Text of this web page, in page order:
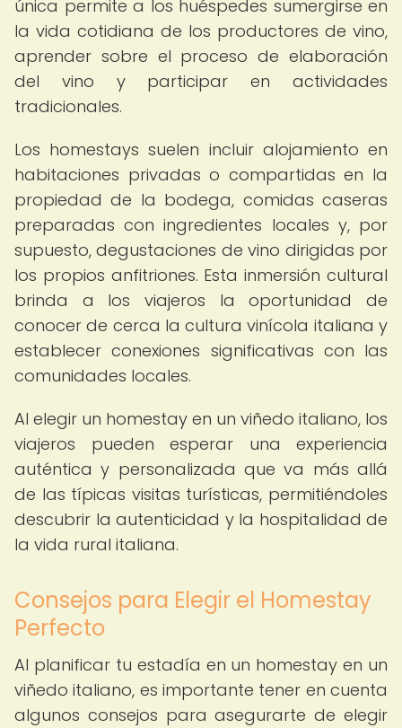
única permite a los huéspedes sumergirse en
la vida cotidiana de los productores de vino,
aprender sobre el proceso de elaboración
del vino y participar en actividades
tradicionales.
Los homestays suelen incluir alojamiento en
habitaciones privadas o compartidas en la
propiedad de la bodega, comidas caseras
preparadas con ingredientes locales y, por
supuesto, degustaciones de vino dirigidas por
los propios anfitriones. Esta inmersión cultural
brinda a los viajeros la oportunidad de
conocer de cerca la cultura vinícola italiana y
establecer conexiones significativas con las
comunidades locales.
Al elegir un homestay en un viñedo italiano, los
viajeros pueden esperar una experiencia
auténtica y personalizada que va más allá
de las típicas visitas turísticas, permitiéndoles
descubrir la autenticidad y la hospitalidad de
la vida rural italiana.
Consejos para Elegir el Homestay
Perfecto
Al planificar tu estadía en un homestay en un
viñedo italiano, es importante tener en cuenta
algunos consejos para asegurarte de elegir